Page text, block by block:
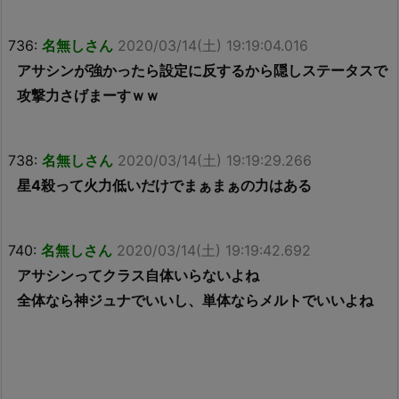
736: 名無しさん 2020/03/14(土) 19:19:04.016
アサシンが強かったら設定に反するから隠しステータスで
攻撃力さげまーすｗｗ
738: 名無しさん 2020/03/14(土) 19:19:29.266
星4殺って火力低いだけでまぁまぁの力はある
740: 名無しさん 2020/03/14(土) 19:19:42.692
アサシンってクラス自体いらないよね
全体なら神ジュナでいいし、単体ならメルトでいいよね